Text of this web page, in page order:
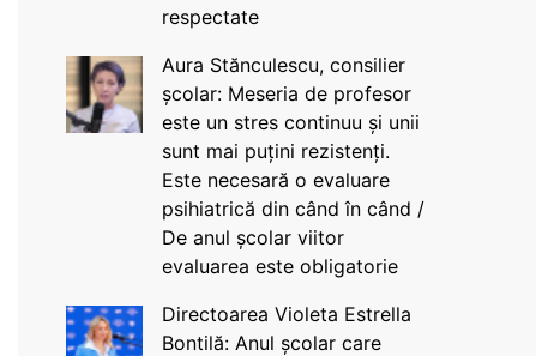
respectate
Aura Stănculescu, consilier
școlar: Meseria de profesor
este un stres continuu și unii
sunt mai puțini rezistenți.
Este necesară o evaluare
psihiatrică din când în când /
De anul școlar viitor
evaluarea este obligatorie
Directoarea Violeta Estrella
Bontilă: Anul școlar care